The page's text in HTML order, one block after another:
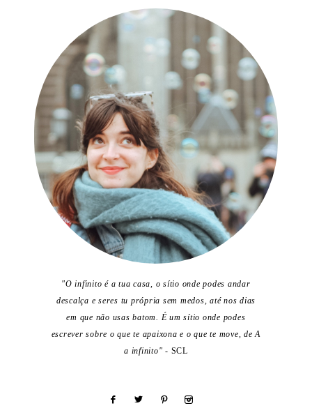
"O infinito é a tua casa, o sítio onde podes andar
descalça e seres tu própria sem medos, até nos dias
em que não usas batom. É um sítio onde podes
escrever sobre o que te apaixona e o que te move, de A
a infinito"- SCL